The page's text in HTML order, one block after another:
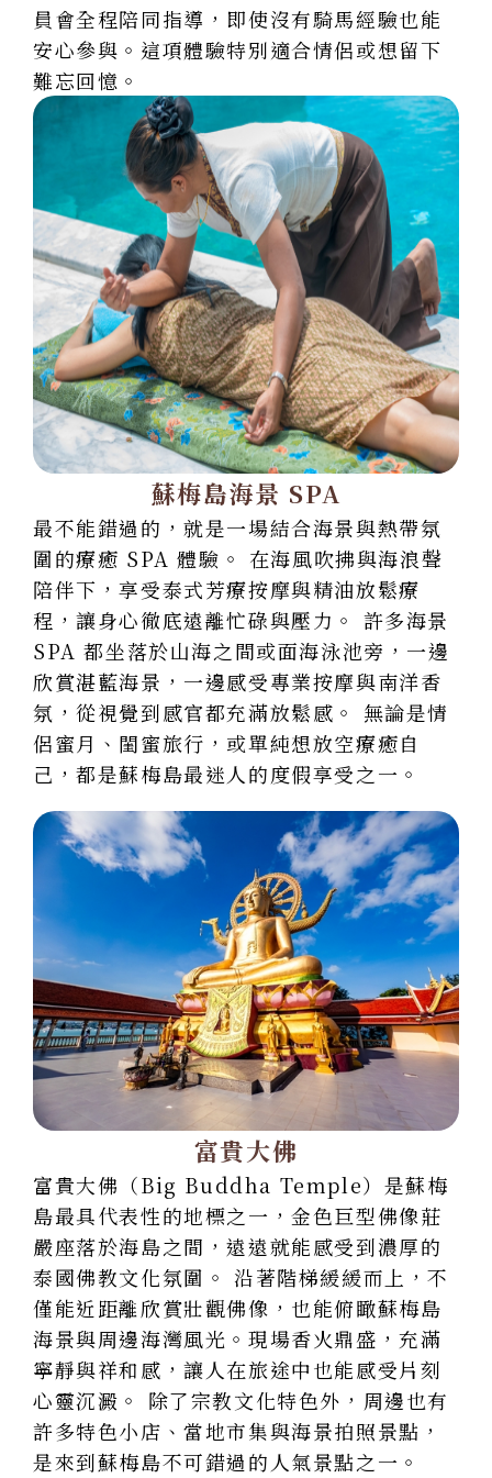
員會全程陪同指導，即使沒有騎馬經驗也能
安心參與。這項體驗特別適合情侶或想留下
難忘回憶。
蘇梅島海景 SPA
最不能錯過的，就是一場結合海景與熱帶氛
圍的療癒 SPA 體驗。 在海風吹拂與海浪聲
陪伴下，享受泰式芳療按摩與精油放鬆療
程，讓身心徹底遠離忙碌與壓力。 許多海景
SPA 都坐落於山海之間或面海泳池旁，一邊
欣賞湛藍海景，一邊感受專業按摩與南洋香
氛，從視覺到感官都充滿放鬆感。 無論是情
侶蜜月、閨蜜旅行，或單純想放空療癒自
己，都是蘇梅島最迷人的度假享受之一。
富貴大佛
富貴大佛（Big Buddha Temple）是蘇梅
島最具代表性的地標之一，金色巨型佛像莊
嚴座落於海島之間，遠遠就能感受到濃厚的
泰國佛教文化氛圍。 沿著階梯緩緩而上，不
僅能近距離欣賞壯觀佛像，也能俯瞰蘇梅島
海景與周邊海灣風光。現場香火鼎盛，充滿
寧靜與祥和感，讓人在旅途中也能感受片刻
心靈沉澱。 除了宗教文化特色外，周邊也有
許多特色小店、當地市集與海景拍照景點，
是來到蘇梅島不可錯過的人氣景點之一。